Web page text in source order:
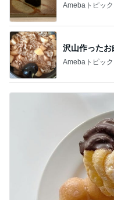
Amebaトピック
沢山作った
Amebaトピック